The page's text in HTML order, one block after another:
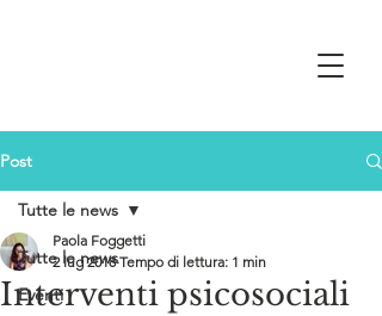
Post
Tutte le news
Eventi
Tutte le news
Interventi psicosociali
Paola Foggetti
2 lug 2018 Tempo di lettura: 1 min